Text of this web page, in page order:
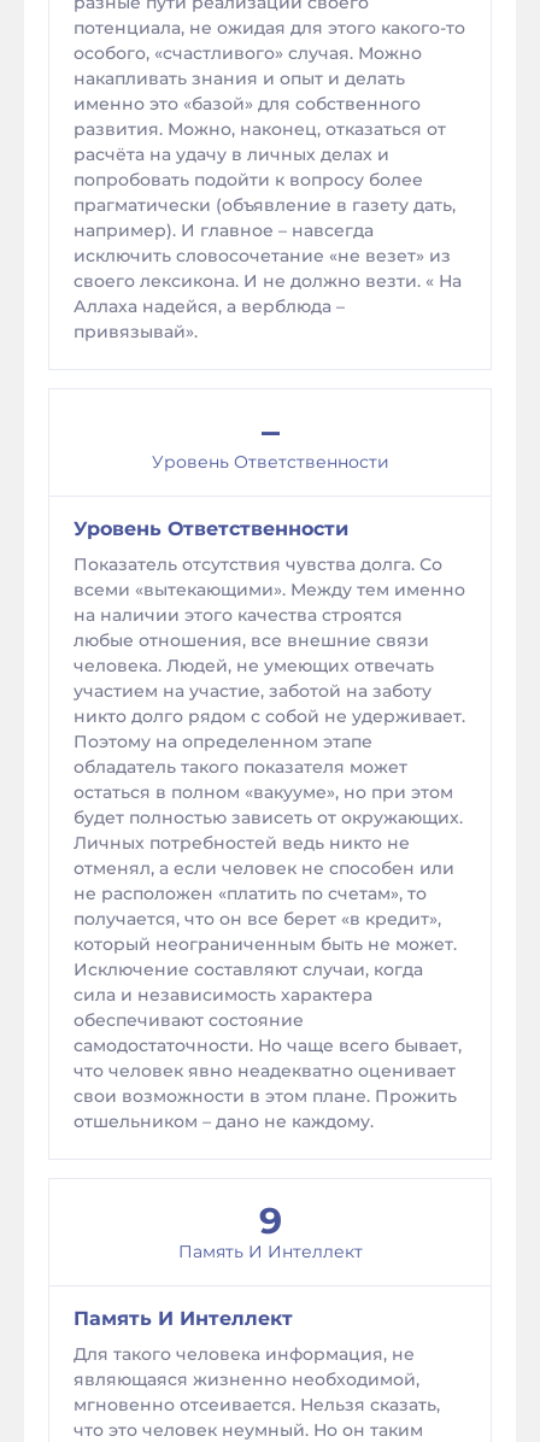
потенциала, не ожидая для этого какого-то
особого, «счастливого» случая. Можно
накапливать знания и опыт и делать
именно это «базой» для собственного
развития. Можно, наконец, отказаться от
расчёта на удачу в личных делах и
попробовать подойти к вопросу более
прагматически (объявление в газету дать,
например). И главное – навсегда
исключить словосочетание «не везет» из
своего лексикона. И не должно везти. « На
Аллаха надейся, а верблюда –
привязывай».
–
Уровень Ответственности
Уровень Ответственности
Показатель отсутствия чувства долга. Со
всеми «вытекающими». Между тем именно
на наличии этого качества строятся
любые отношения, все внешние связи
человека. Людей, не умеющих отвечать
участием на участие, заботой на заботу
никто долго рядом с собой не удерживает.
Поэтому на определенном этапе
обладатель такого показателя может
остаться в полном «вакууме», но при этом
будет полностью зависеть от окружающих.
Личных потребностей ведь никто не
отменял, а если человек не способен или
не расположен «платить по счетам», то
получается, что он все берет «в кредит»,
который неограниченным быть не может.
Исключение составляют случаи, когда
сила и независимость характера
обеспечивают состояние
самодостаточности. Но чаще всего бывает,
что человек явно неадекватно оценивает
свои возможности в этом плане. Прожить
отшельником – дано не каждому.
9
Память И Интеллект
Память И Интеллект
Для такого человека информация, не
являющаяся жизненно необходимой,
мгновенно отсеивается. Нельзя сказать,
что это человек неумный. Но он таким